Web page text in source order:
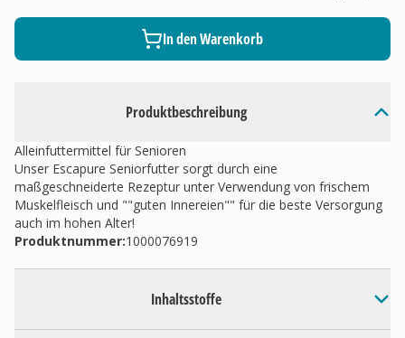
Produktbeschreibung
Alleinfuttermittel für Senioren
Unser Escapure Seniorfutter sorgt durch eine
maßgeschneiderte Rezeptur unter Verwendung von frischem
Muskelfleisch und ""guten Innereien"" für die beste Versorgung
auch im hohen Alter!
Produktnummer:1000076919
Inhaltsstoffe
In den Warenkorb